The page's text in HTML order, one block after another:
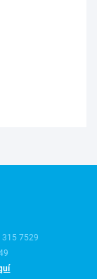
315 7529